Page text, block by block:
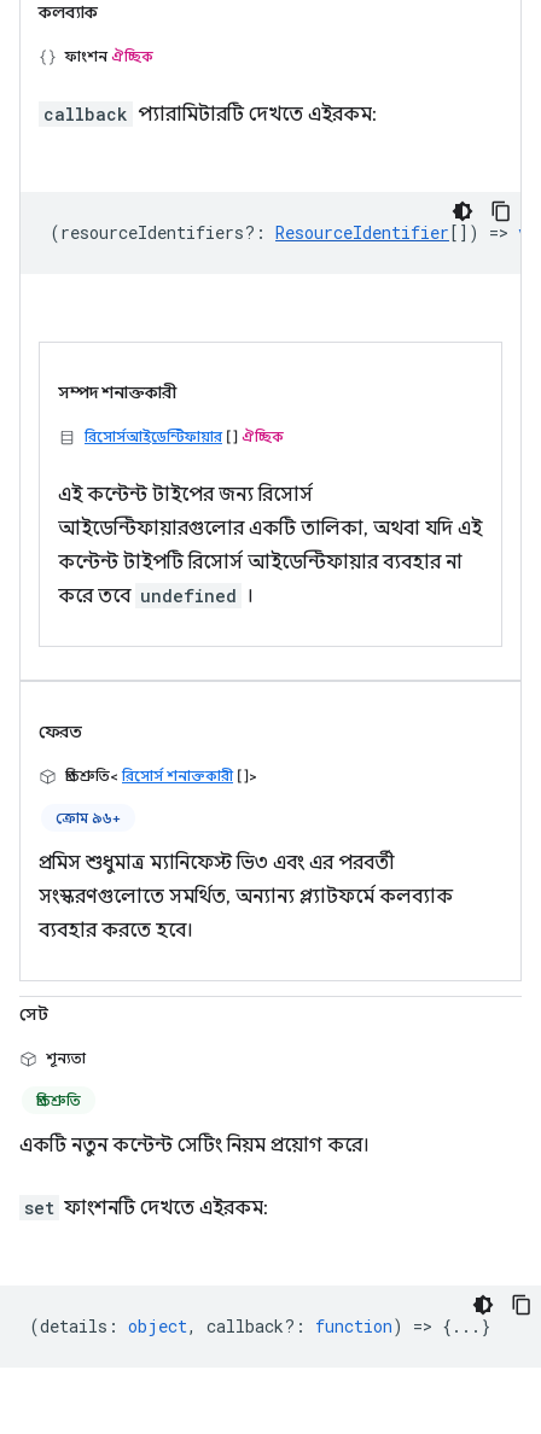
কলব্যাক
ফাংশনঐচ্ছিক
callback প্যারামিটারটি দেখতে এইরকম:
(resourceIdentifiers? : ResourceIdentifier[]) =>
সম্পদ শনাক্তকারী
রিসোর্সআইডেন্টিফায়ার[] ঐচ্ছিক
এই কন্টেন্ট টাইপের জন্য রিসোর্স
আইডেন্টিফায়ারগুলোর একটি তালিকা, অথবা যদি এই
কন্টেন্ট টাইপটি রিসোর্স আইডেন্টিফায়ার ব্যবহার না
করে তবে undefined ।
ফেরত
প্রতিশ্রুতি<রিসোর্স শনাক্তকারী[]>
ক্রোম ৯৬+
প্রমিস শুধুমাত্র ম্যানিফেস্ট ভি৩ এবং এর পরবর্তী
সংস্করণগুলোতে সমর্থিত, অন্যান্য প্ল্যাটফর্মে কলব্যাক
ব্যবহার করতে হবে।
সেট
শূন্যতা
প্রতিশ্রুতি
একটি নতুন কন্টেন্ট সেটিং নিয়ম প্রয়োগ করে।
set ফাংশনটি দেখতে এইরকম:
(details : object, callback? : function) => {...}